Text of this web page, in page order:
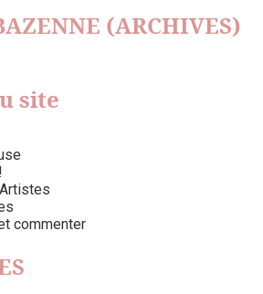
(ARCHIVES)
site
commenter